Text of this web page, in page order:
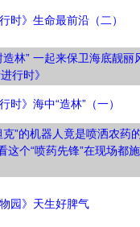
时》生命最前沿（二）
造林” 一起来保卫海底靓丽
行时》
时》海中“造林”（一）
克”的机器人竟是喷洒农药
这个“喷药先锋”在现场都
物园》天生好脾气